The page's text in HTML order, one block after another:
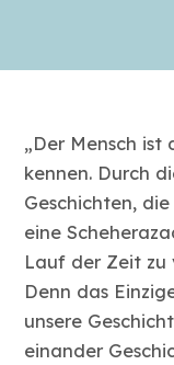
„Der Mensch ist
kennen. Durch
Geschichten,
eine
Lauf der Zeit zu
Denn das
unsere
einander